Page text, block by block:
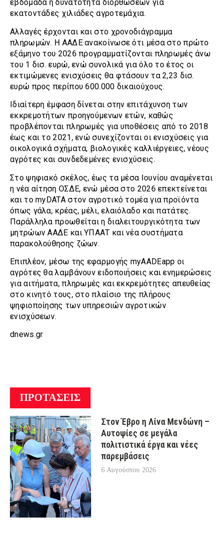
εβδομάδα η δυνατότητα διορθώσεων για
εκατοντάδες χιλιάδες αγροτεμάχια.
Αλλαγές έρχονται και στο χρονοδιάγραμμα
πληρωμών. Η ΑΑΔΕ ανακοίνωσε ότι μέσα στο πρώτο
εξάμηνο του 2026 προγραμματίζονται πληρωμές άνω
του 1 δισ. ευρώ, ενώ συνολικά για όλο το έτος οι
εκτιμώμενες ενισχύσεις θα φτάσουν τα 2,23 δισ.
ευρώ προς περίπου 600.000 δικαιούχους.
Ιδιαίτερη έμφαση δίνεται στην επιτάχυνση των
εκκρεμοτήτων προηγούμενων ετών, καθώς
προβλέπονται πληρωμές για υποθέσεις από το 2018
έως και το 2021, ενώ συνεχίζονται οι ενισχύσεις για
οικολογικά σχήματα, βιολογικές καλλιέργειες, νέους
αγρότες και συνδεδεμένες ενισχύσεις.
Στο ψηφιακό σκέλος, έως τα μέσα Ιουνίου αναμένεται
η νέα αίτηση ΟΣΔΕ, ενώ μέσα στο 2026 επεκτείνεται
και το myDATA στον αγροτικό τομέα για προϊόντα
όπως γάλα, κρέας, μέλι, ελαιόλαδο και πατάτες.
Παράλληλα προωθείται η διαλειτουργικότητα των
μητρώων ΑΑΔΕ και ΥΠΑΑΤ και νέα συστήματα
παρακολούθησης ζώων.
Επιπλέον, μέσω της εφαρμογής myAADEapp οι
αγρότες θα λαμβάνουν ειδοποιήσεις και ενημερώσεις
για αιτήματα, πληρωμές και εκκρεμότητες απευθείας
στο κινητό τους, στο πλαίσιο της πλήρους
ψηφιοποίησης των υπηρεσιών αγροτικών
ενισχύσεων.
dnews.gr
ΠΡΟΤΑΣΕΙΣ
Στον Έβρο η Λίνα Μενδώνη –
Αυτοψίες σε μεγάλα
πολιτιστικά έργα και νέες
παρεμβάσεις
6 Αυγούστου 2026